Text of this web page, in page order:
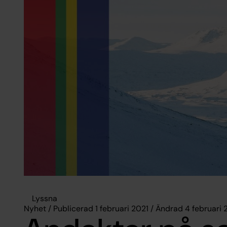
Lyssna
Nyhet / Publicerad 1 februari 2021 / Ändrad 4 februari